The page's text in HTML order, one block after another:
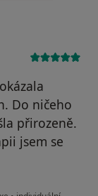
Do ničeho
přirozeně.
jsem se